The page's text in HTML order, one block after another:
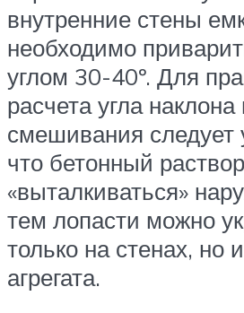
внутренние стены
необходимо
углом 30-40º. Для
расчета угла
смешивания следует
что бетонный
«выталкиваться»
тем лопасти можно
только на стенах, но
агрегата.